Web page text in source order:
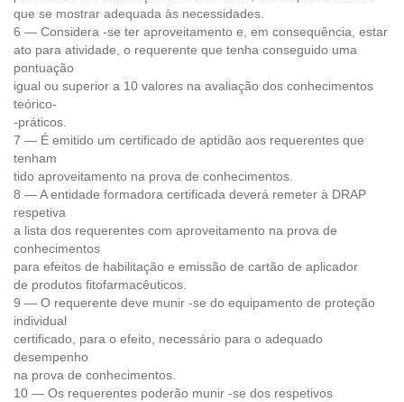
que se mostrar adequada às necessidades.
6 — Considera -se ter aproveitamento e, em consequência, estar
ato para atividade, o requerente que tenha conseguido uma
pontuação
igual ou superior a 10 valores na avaliação dos conhecimentos
teórico-
-práticos.
7 — É emitido um certificado de aptidão aos requerentes que
tenham
tido aproveitamento na prova de conhecimentos.
8 — A entidade formadora certificada deverá remeter à DRAP
respetiva
a lista dos requerentes com aproveitamento na prova de
conhecimentos
para efeitos de habilitação e emissão de cartão de aplicador
de produtos fitofarmacêuticos.
9 — O requerente deve munir -se do equipamento de proteção
individual
certificado, para o efeito, necessário para o adequado
desempenho
na prova de conhecimentos.
10 — Os requerentes poderão munir -se dos respetivos